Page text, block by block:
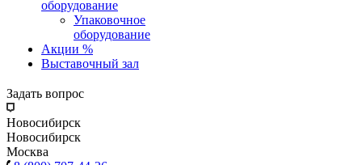
оборудование
Упаковочное
оборудование
Акции %
Выставочный зал
Задать вопрос
Новосибирск
Новосибирск
Москва